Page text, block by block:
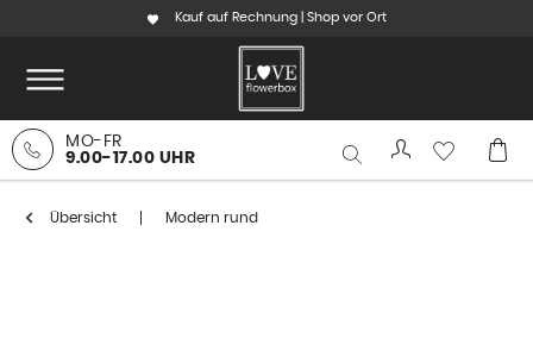
Kauf auf Rechnung | Shop vor Ort
MO-FR
9.00-17.00 UHR
Übersicht Modern rund